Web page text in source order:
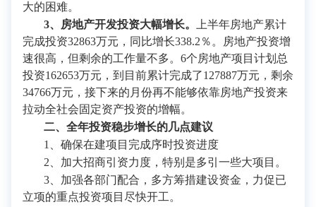
大的困难。
3、房地产开发投资大幅增长。
上半年房地产累计
完成投资32863万元，同比增长338.2％。房地产投资增
速很高，但剩余的工作量不多。6个房地产项目计划总
投资162653万元，到目前累计完成了127887万元，剩余
34766万元，接下来的月份再不能够依靠房地产投资来
拉动全社会固定资产投资的增幅。
二、全年投资稳步增长的几点建议
1、确保在建项目完成序时投资进度
2、加大招商引资力度，特别是多引一些大项目。
3、加强各部门配合，多方筹措建设资金，力促已
立项的重点投资项目尽快开工。